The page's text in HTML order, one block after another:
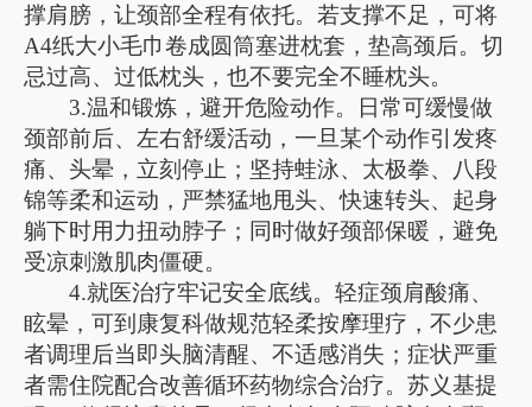
撑肩膀，让颈部全程有依托。若支撑不足，可将
A4纸大小毛巾卷成圆筒塞进枕套，垫高颈后。切
忌过高、过低枕头，也不要完全不睡枕头。
3.温和锻炼，避开危险动作。日常可缓慢做
颈部前后、左右舒缓活动，一旦某个动作引发疼
痛、头晕，立刻停止；坚持蛙泳、太极拳、八段
锦等柔和运动，严禁猛地甩头、快速转头、起身
躺下时用力扭动脖子；同时做好颈部保暖，避免
受凉刺激肌肉僵硬。
4.就医治疗牢记安全底线。轻症颈肩酸痛、
眩晕，可到康复科做规范轻柔按摩理疗，不少患
者调理后当即头脑清醒、不适感消失；症状严重
者需住院配合改善循环药物综合治疗。苏义基提